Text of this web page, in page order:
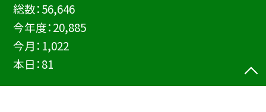
総数：56,646
今年度：20,885
今月： 1,022
本日：81